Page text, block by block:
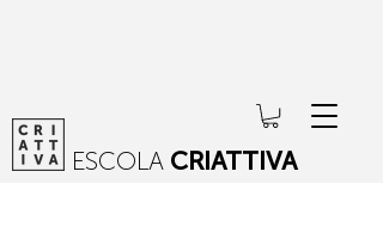
ESCOLA CRIATTIVA